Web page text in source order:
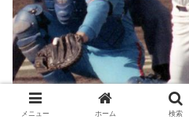
メニュー ホーム 検索